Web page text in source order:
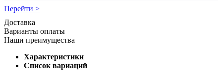
Перейти >
Доставка
Варианты оплаты
Наши преимущества
Характеристики
Список вариаций